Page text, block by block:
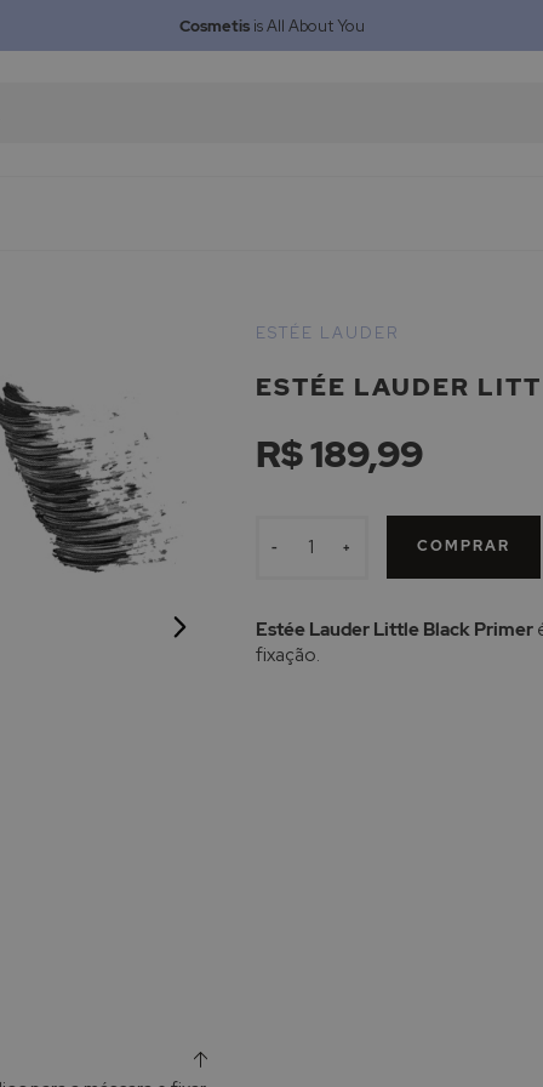
Cosmetisis All About You
ESTÉE LAUDER
ESTÉE LAUDER
R$ 189,99
- + COMPRAR
Estée Lauder Little Black Primer
fixação.